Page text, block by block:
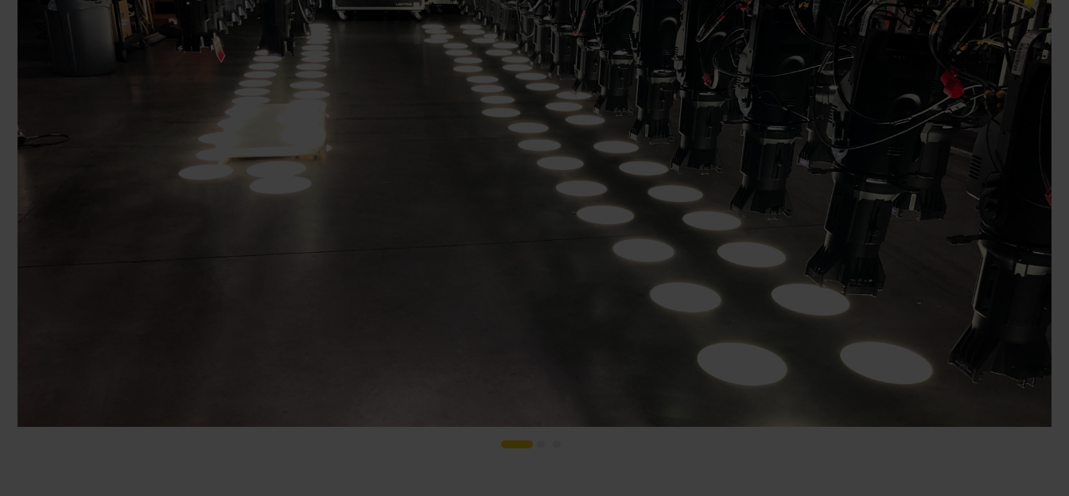
Touring Teatro TV & Broadcast Film Eventi & Fiere
Houses of Worship Galleries Architectural Exteriors